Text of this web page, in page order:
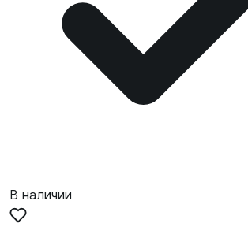
В наличии